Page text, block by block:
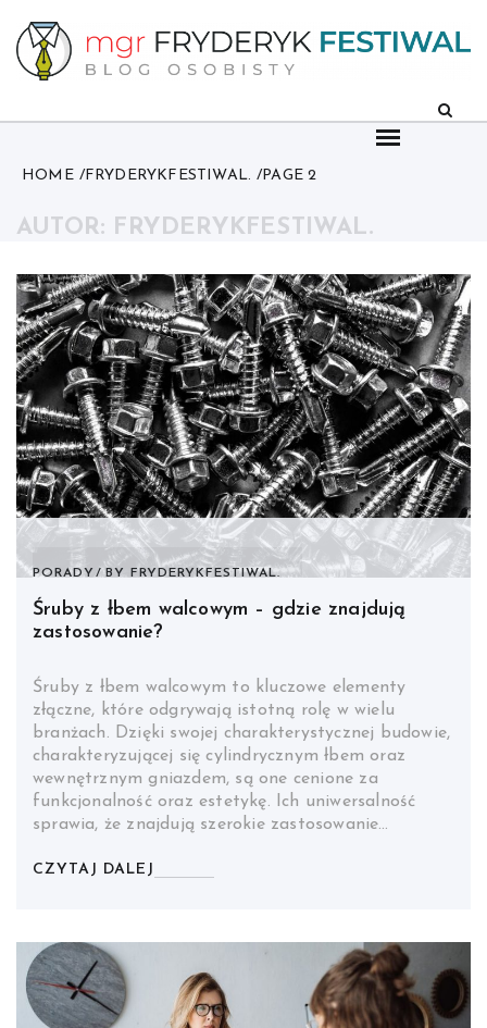
content
HOME FRYDERYKFESTIWAL. PAGE 2
AUTOR: FRYDERYKFESTIWAL.
PORADY BY FRYDERYKFESTIWAL.
Śruby z łbem walcowym – gdzie znajdują
zastosowanie?
Śruby z łbem walcowym to kluczowe elementy
złączne, które odgrywają istotną rolę w wielu
branżach. Dzięki swojej charakterystycznej budowie,
charakteryzującej się cylindrycznym łbem oraz
wewnętrznym gniazdem, są one cenione za
funkcjonalność oraz estetykę. Ich uniwersalność
sprawia, że znajdują szerokie zastosowanie…
CZYTAJ DALEJ